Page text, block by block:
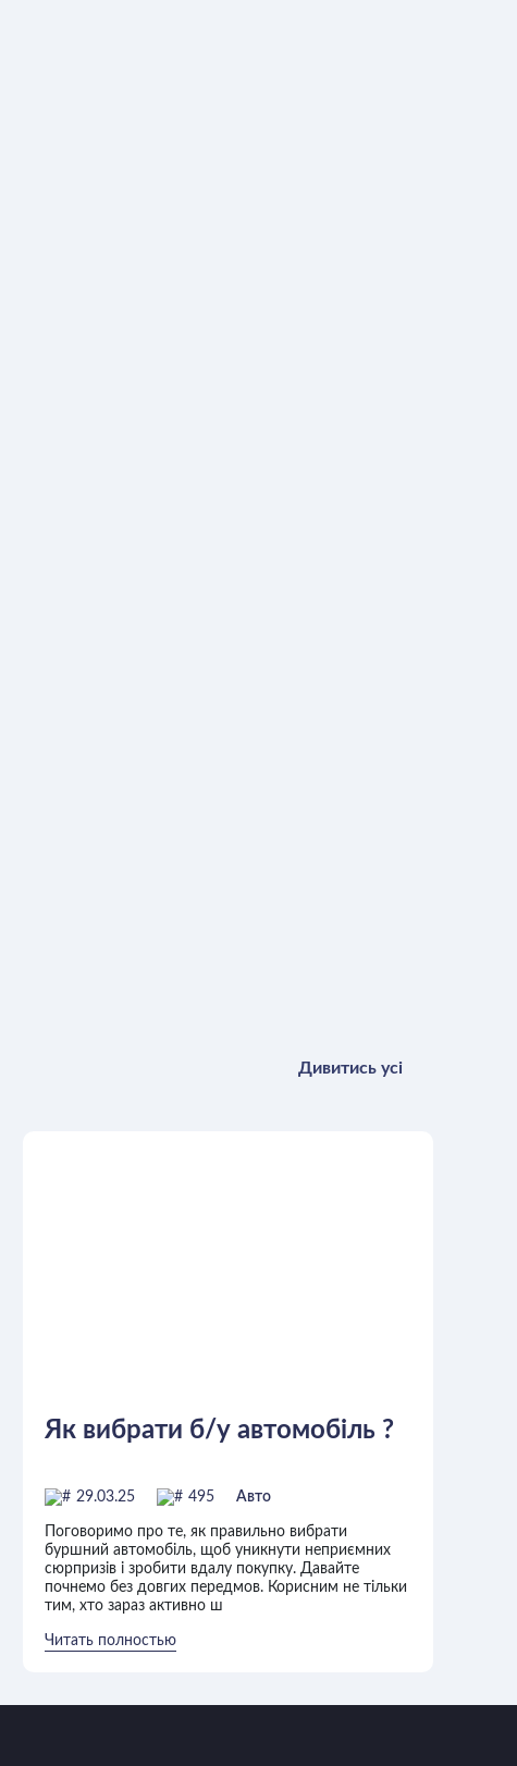
Дивитись усі
Як вибрати б/у автомобіль ?
29.03.25 495 Авто
Поговоримо про те, як правильно вибрати
буршний автомобіль, щоб уникнути неприємних
сюрпризів і зробити вдалу покупку. Давайте
почнемо без довгих передмов. Корисним не тільки
тим, хто зараз активно ш
Читать полностью